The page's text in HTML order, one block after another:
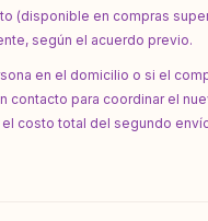
(disponible en compras
según el acuerdo previo.
en el domicilio o si el
para coordinar el
costo total del segundo